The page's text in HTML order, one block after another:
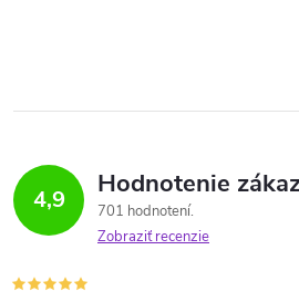
4,9 Hodnotenie
701 hodnotení
Zobraziť recenzie